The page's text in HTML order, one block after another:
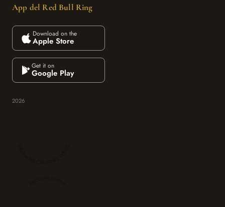
App del Red Bull Ring
Download on the
Apple Store
Get it on
Google Play